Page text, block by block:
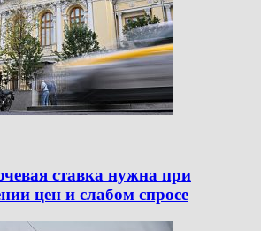
ставка нужна при
цен и слабом спросе